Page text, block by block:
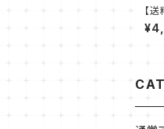
【
3rd
&ブ